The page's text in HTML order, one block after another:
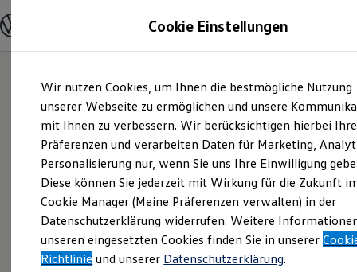
Hauptinhalt
springen
Footer
springen
Modelle und Konfigurator
Modelle vergleichen
Elektroautos
ENERGY Sondermodelle
Nutzfahrzeuge
SUV und CUV
Familienautos
Kombis
Kompaktwagen
Sportwagen
Schnell verfügbare Fahrzeuge
Angebote und Produkte
Aktuelle Angebote
E-Auto-Förderung
Volkswagen Marktplatz
Cookie Einstellungen
Wir nutzen Cookies, um Ihnen die bestmögliche Nutzung
unserer Webseite zu ermöglichen und unsere
mit Ihnen zu verbessern. Wir berücksichtigen hierbei Ihre
Präferenzen und verarbeiten Daten für Marketing,
Personalisierung nur, wenn Sie uns Ihre Einwilligung
Diese können Sie jederzeit mit Wirkung für die Zukunft
Cookie Manager (Meine Präferenzen verwalten) in der
Datenschutzerklärung widerrufen. Weitere
unseren eingesetzten Cookies finden Sie in unserer
Richtlinie und unserer Datenschutzerklärung.